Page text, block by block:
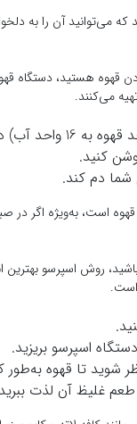
می‌توانید آن را به
قهوه هستید، دستگاه
می‌کنند.
کنید.
شما دم کند.
است، به‌ویژه اگر در
روش اسپرسو
است.
شوید تا قهوه به‌طور
طعم غلیظ آن لذت